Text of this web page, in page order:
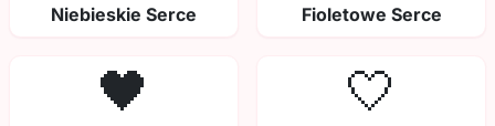
Niebieskie Serce Fioletowe Serce
🖤 🤍